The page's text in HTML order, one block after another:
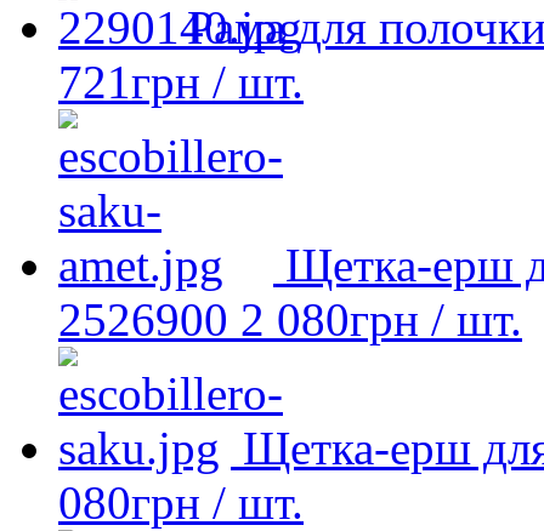
Рама для
721грн / шт.
Щетка-ерш
2526900 2 080грн / шт.
Щетка-ерш
080грн / шт.